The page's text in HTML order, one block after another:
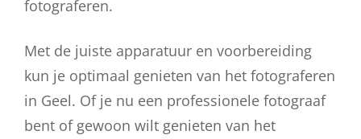
fotograferen.
Met de juiste apparatuur en voorbereiding
kun je optimaal genieten van het fotograferen
in Geel. Of je nu een professionele fotograaf
bent of gewoon wilt genieten van het